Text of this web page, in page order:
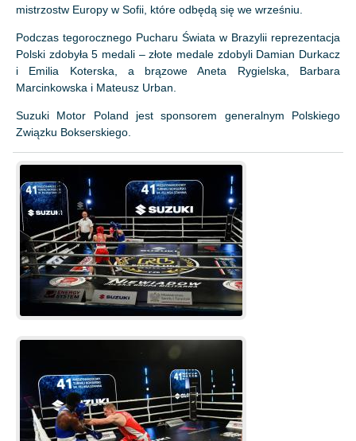
mistrzostw Europy w Sofii, które odbędą się we wrześniu.
Podczas tegorocznego Pucharu Świata w Brazylii reprezentacja
Polski zdobyła 5 medali – złote medale zdobyli Damian Durkacz
i Emilia Koterska, a brązowe Aneta Rygielska, Barbara
Marcinkowska i Mateusz Urban.
Suzuki Motor Poland jest sponsorem generalnym Polskiego
Związku Bokserskiego.